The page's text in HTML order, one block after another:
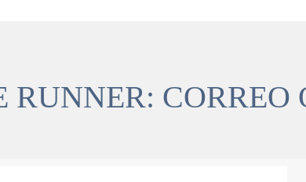
RUNNER: CORREO